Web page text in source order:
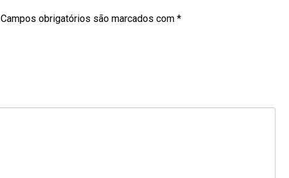
Campos obrigatórios são marcados com *